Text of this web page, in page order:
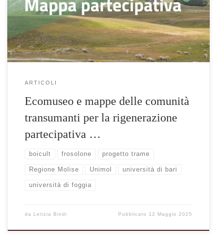
“CHANGES”-PNRR T.R.A.M.E., la progettualità di area vasta di
sviluppo territoriale e ricerca promossa […]
ARTICOLI
Ecomuseo e mappe delle comunità
transumanti per la rigenerazione
partecipativa …
boicult frosolone progetto trame
Regione Molise Unimol università di bari
università di foggia
da Letizia Bindi Pubblicato 12 Maggio 2025